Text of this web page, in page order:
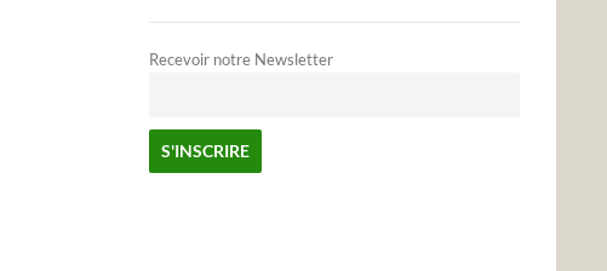
Recevoir notre Newsletter